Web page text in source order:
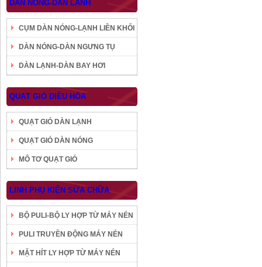
DÀN NÓNG-DÀN LẠNH
CỤM DÀN NÓNG-LẠNH LIỀN KHỐI
DÀN NÓNG-DÀN NGƯNG TỤ
DÀN LẠNH-DÀN BAY HƠI
QUẠT GIÓ ĐIỀU HÒA
QUẠT GIÓ DÀN LẠNH
QUẠT GIÓ DÀN NÓNG
MÔ TƠ QUẠT GIÓ
LINH PHỤ KIỆN SỬA CHỮA
BỘ PULI-BỘ LY HỢP TỪ MÁY NÉN
PULI TRUYỀN ĐỘNG MÁY NÉN
MẶT HÍT LY HỢP TỪ MÁY NÉN